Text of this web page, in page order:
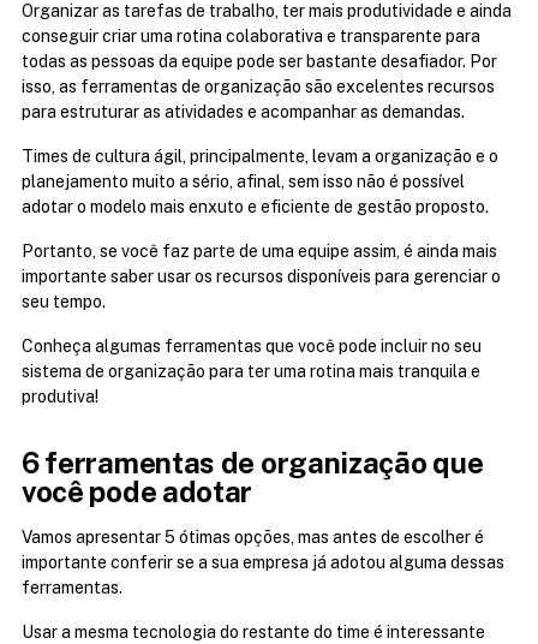
Organizar as tarefas de trabalho, ter mais produtividade e ainda
conseguir criar uma rotina colaborativa e transparente para
todas as pessoas da equipe pode ser bastante desafiador. Por
isso, as ferramentas de organização são excelentes recursos
para estruturar as atividades e acompanhar as demandas.
Times de cultura ágil, principalmente, levam a organização e o
planejamento muito a sério, afinal, sem isso não é possível
adotar o modelo mais enxuto e eficiente de gestão proposto.
Portanto, se você faz parte de uma equipe assim, é ainda mais
importante saber usar os recursos disponíveis para gerenciar o
seu tempo.
Conheça algumas ferramentas que você pode incluir no seu
sistema de organização para ter uma rotina mais tranquila e
produtiva!
6 ferramentas de organização que
você pode adotar
Vamos apresentar 5 ótimas opções, mas antes de escolher é
importante conferir se a sua empresa já adotou alguma dessas
ferramentas.
Usar a mesma tecnologia do restante do time é interessante